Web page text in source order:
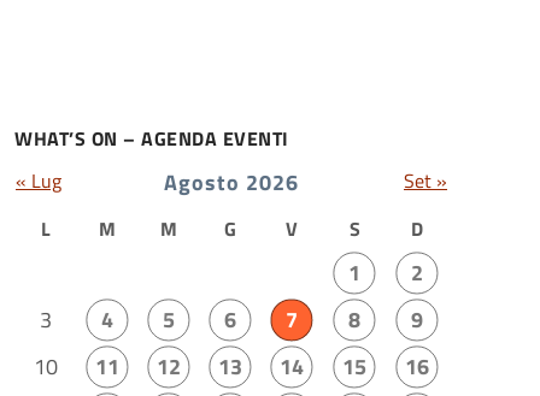
WHAT’S ON – AGENDA EVENTI
Agosto 2026
L M M G V S D
1
2
3
4 5 6 7 8
9
10
11 12 13 14 15
16
« Lug Set »